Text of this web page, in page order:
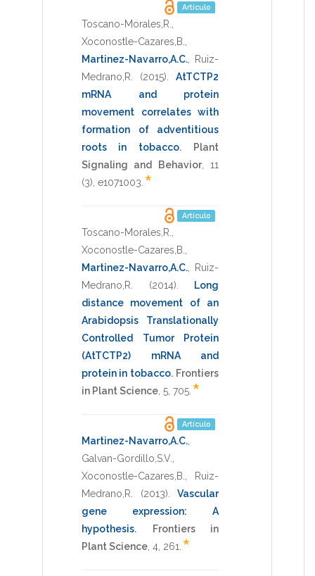
Artículo
Toscano-Morales,R.
Xoconostle-Cazares,B.
Martinez-Navarro,A.C.
Ruiz-
Medrano,R.
(2015)
AtTCTP2
mRNA and protein
movement correlates with
formation of adventitious
roots in tobacco.
Plant
Signaling and Behavior,11
(3), e1071003 *
Artículo
Toscano-Morales,R.
Xoconostle-Cazares,B.
Martinez-Navarro,A.C.
Ruiz-
Medrano,R.
(2014)
Long
distance movement of an
Arabidopsis Translationally
Controlled Tumor Protein
(AtTCTP2) mRNA and
protein in tobacco. Frontiers
in Plant Science 5 705 *
Artículo
Martinez-Navarro,A.C.
Galvan-Gordillo,S.V.
Xoconostle-Cazares,B.
Ruiz-
Medrano,R.
(2013)
Vascular
gene expression: A
hypothesis.
Frontiers in
Plant Science 4 261 *